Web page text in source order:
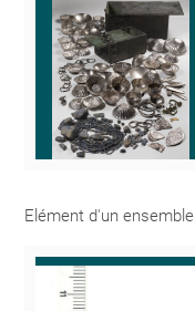
Elément d'un ensemble